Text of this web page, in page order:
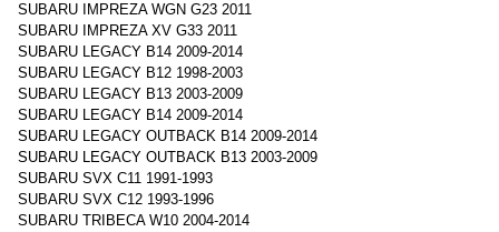
SUBARU IMPREZA WGN G23 2011
SUBARU IMPREZA XV G33 2011
SUBARU LEGACY B14 2009-2014
SUBARU LEGACY B12 1998-2003
SUBARU LEGACY B13 2003-2009
SUBARU LEGACY B14 2009-2014
SUBARU LEGACY OUTBACK B14 2009-2014
SUBARU LEGACY OUTBACK B13 2003-2009
SUBARU SVX C11 1991-1993
SUBARU SVX C12 1993-1996
SUBARU TRIBECA W10 2004-2014